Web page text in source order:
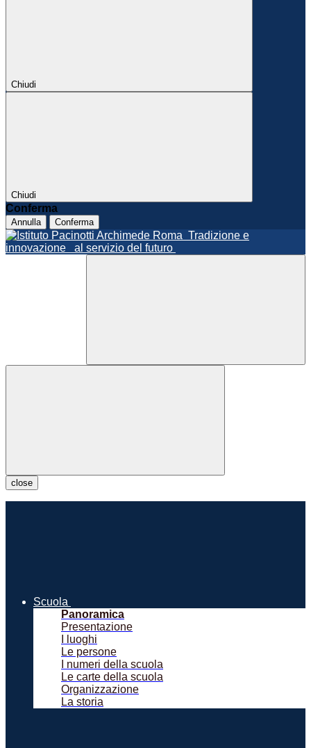
Chiudi
Chiudi
Conferma
Annulla Conferma
Roma Tradizione e
innovazione
al servizio del futuro
close
Scuola
Panoramica
Presentazione
I luoghi
Le persone
I numeri della scuola
Le carte della scuola
Organizzazione
La storia